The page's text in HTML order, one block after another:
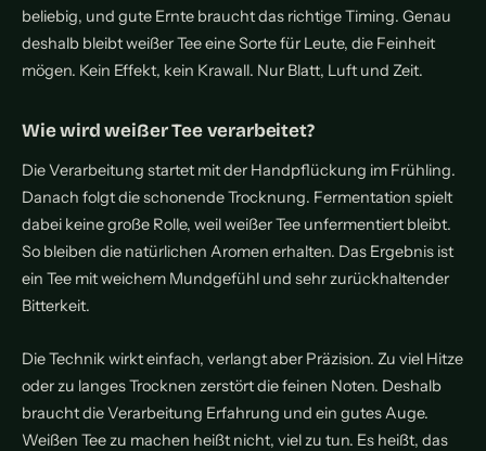
beliebig, und gute Ernte braucht das richtige Timing. Genau
deshalb bleibt weißer Tee eine Sorte für Leute, die Feinheit
mögen. Kein Effekt, kein Krawall. Nur Blatt, Luft und Zeit.
Wie wird weißer Tee verarbeitet?
Die Verarbeitung startet mit der Handpflückung im Frühling.
Danach folgt die schonende Trocknung. Fermentation spielt
dabei keine große Rolle, weil weißer Tee unfermentiert bleibt.
So bleiben die natürlichen Aromen erhalten. Das Ergebnis ist
ein Tee mit weichem Mundgefühl und sehr zurückhaltender
Bitterkeit.
Die Technik wirkt einfach, verlangt aber Präzision. Zu viel Hitze
oder zu langes Trocknen zerstört die feinen Noten. Deshalb
braucht die Verarbeitung Erfahrung und ein gutes Auge.
Weißen Tee zu machen heißt nicht, viel zu tun. Es heißt, das